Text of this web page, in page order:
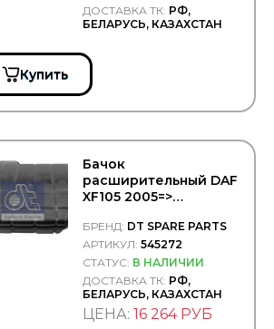
ДОСТАВКА ТК: РФ,
БЕЛАРУСЬ, КАЗАХСТАН
Купить
Бачок
расширительный DAF
XF105 2005=>
Spare Parts/545272
БРЕНД: DT SPARE PARTS
АРТИКУЛ:545272
СТАТУС: В НАЛИЧИИ
ДОСТАВКА ТК: РФ,
БЕЛАРУСЬ, КАЗАХСТАН
ЦЕНА:16 264 РУБ